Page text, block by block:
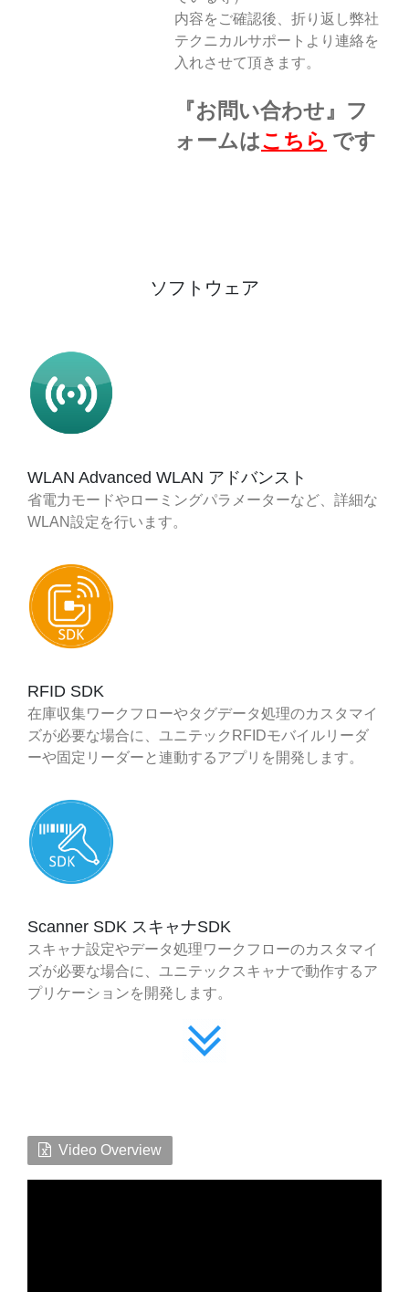
内容をご確認後、折り返し弊社
テクニカルサポートより連絡を
入れさせて頂きます。
『お問い合わせ』フ
ォームはこちら です
ソフトウェア
WLAN Advanced WLAN アドバンスト
省電力モードやローミングパラメーターなど、詳細な
WLAN設定を行います。
RFID SDK
在庫収集ワークフローやタグデータ処理のカスタマイ
ズが必要な場合に、ユニテックRFIDモバイルリーダ
ーや固定リーダーと連動するアプリを開発します。
Scanner SDK スキャナSDK
スキャナ設定やデータ処理ワークフローのカスタマイ
ズが必要な場合に、ユニテックスキャナで動作するア
プリケーションを開発します。
Video Overview